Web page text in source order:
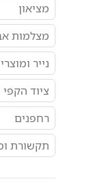
מציאון
מצלמות
נייר
ציוד הקפי
רחפנים
תקשורת